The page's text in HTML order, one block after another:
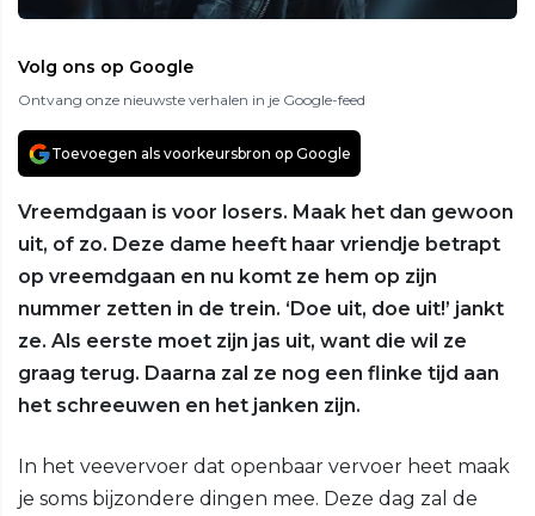
Volg ons op Google
Ontvang onze nieuwste verhalen in je Google-feed
Toevoegen als voorkeursbron op Google
Vreemdgaan is voor losers. Maak het dan gewoon
uit, of zo. Deze dame heeft haar vriendje betrapt
op vreemdgaan en nu komt ze hem op zijn
nummer zetten in de trein. ‘Doe uit, doe uit!’ jankt
ze. Als eerste moet zijn jas uit, want die wil ze
graag terug. Daarna zal ze nog een flinke tijd aan
het schreeuwen en het janken zijn.
In het veevervoer dat openbaar vervoer heet maak
je soms bijzondere dingen mee. Deze dag zal de